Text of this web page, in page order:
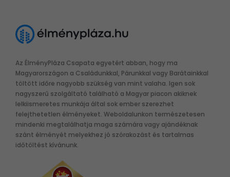
Az ÉlményPláza Csapata egyetért abban, hogy ma
Magyarországon a Családunkkal, Párunkkal vagy Barátainkkal
töltött időre nagyobb szükség van mint valaha. Igen sok
nagyszerű szolgáltató található a Magyar piacon akiknek
lelkiismeretes munkája által sok ember szerezhet
felejthetetlen élményeket. Weboldalunkon természetesen
mindenki megtalálhatja maga számára vagy ajándéknak
szánt élményét melyekhez jó szórakozást és tartalmas
időtöltést kívánunk.